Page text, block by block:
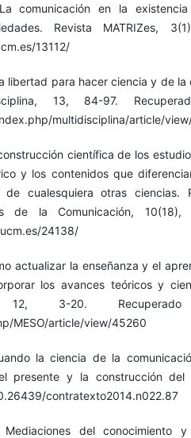
comunicación en la
Revista MATRIZes,
13112/
libertad para hacer ciencia y de la
13, 84-97.
multidisciplina/article/
científica de los
y los contenidos que
cualesquiera otras ciencias.
de la Comunicación, 10(18),
24138/
actualizar la enseñanza y el
los avances teóricos y
12, 3-20.
MESO/article/view/45260
la ciencia de la
presente y la construcción del
contratexto2014.n022.87
Mediaciones del conocimiento